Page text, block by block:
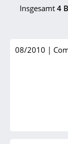
Insgesamt 4
08/2010 |